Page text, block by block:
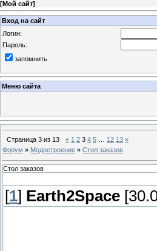
[Мой сайт]
Вход на сайт
Логин:
Пароль:
запомнить
Меню сайта
Страница 3 из 13 « 1 2 3 4 5 12 13 »
Форум » Модостроение » Стол заказов
Стол заказов
[1] Earth2Space